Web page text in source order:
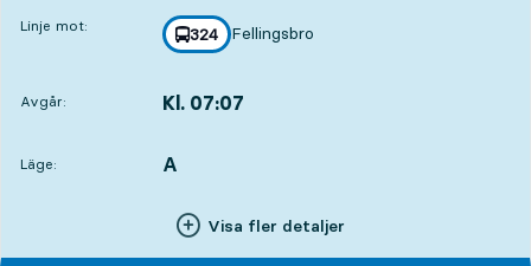
Linje mot: linje
324
mot
Fellingsbro
,
Avgår: Kl. 07:07
Läge:
LÄGE, A
,
Visa fler detaljer